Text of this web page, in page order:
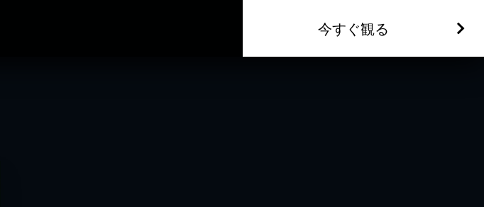
今すぐ観る